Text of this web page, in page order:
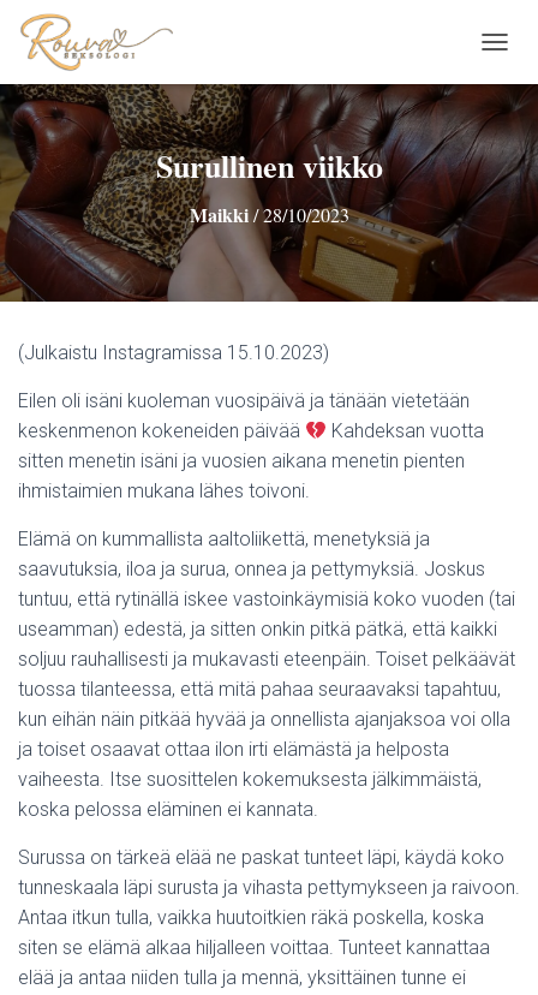
A
I
G
O
T
I
Surullinen viikko
Maikki/28/10/2023
(Julkaistu Instagramissa 15.10.2023)
Eilen oli isäni kuoleman vuosipäivä ja tänään vietetään
keskenmenon kokeneiden päivää
Kahdeksan vuotta
sitten menetin isäni ja vuosien aikana menetin pienten
ihmistaimien mukana lähes toivoni.
Elämä on kummallista aaltoliikettä, menetyksiä ja
saavutuksia, iloa ja surua, onnea ja pettymyksiä. Joskus
tuntuu, että rytinällä iskee vastoinkäymisiä koko vuoden (tai
useamman) edestä, ja sitten onkin pitkä pätkä, että kaikki
soljuu rauhallisesti ja mukavasti eteenpäin. Toiset pelkäävät
tuossa tilanteessa, että mitä pahaa seuraavaksi tapahtuu,
kun eihän näin pitkää hyvää ja onnellista ajanjaksoa voi olla
ja toiset osaavat ottaa ilon irti elämästä ja helposta
vaiheesta. Itse suosittelen kokemuksesta jälkimmäistä,
koska pelossa eläminen ei kannata.
Surussa on tärkeä elää ne paskat tunteet läpi, käydä koko
tunneskaala läpi surusta ja vihasta pettymykseen ja raivoon.
Antaa itkun tulla, vaikka huutoitkien räkä poskella, koska
siten se elämä alkaa hiljalleen voittaa. Tunteet kannattaa
elää ja antaa niiden tulla ja mennä, yksittäinen tunne ei